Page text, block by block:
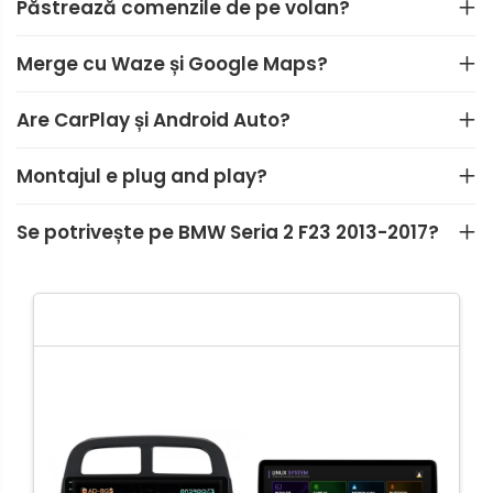
Porsche
Ssangyong
Daihatsu
Rame adaptoare Hummer
Păstrează comenzile de pe volan?
Merge cu Waze și Google Maps?
Are CarPlay și Android Auto?
Montajul e plug and play?
Se potrivește pe BMW Seria 2 F23 2013-2017?